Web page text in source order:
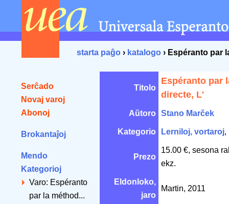
starta paĝo › katalogo › Espéranto par
Serĉado
Novaj varoj
Abonoj
Brokantaĵoj
Mendo
Kategorioj
Varo: Espéranto
par la méthod...
Titolo
Espéranto par
directe, L'
Aŭtoro Stano Marček
Kategorio Lerniloj, vortaroj,
Prezo
15.00 €, sesona
ekz.
Eldonloko,
jaro
Martin, 2011